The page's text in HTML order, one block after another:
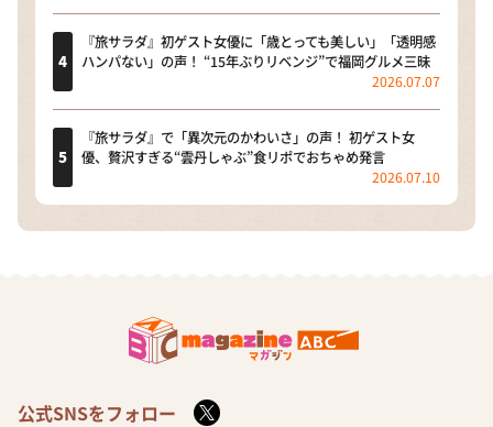
『旅サラダ』初ゲスト女優に「歳とっても美しい」「透明感
ハンパない」の声！ “15年ぶりリベンジ”で福岡グルメ三昧
2026.07.07
『旅サラダ』で「異次元のかわいさ」の声！ 初ゲスト女
優、贅沢すぎる“雲丹しゃぶ”食リポでおちゃめ発言
2026.07.10
公式SNSをフォロー